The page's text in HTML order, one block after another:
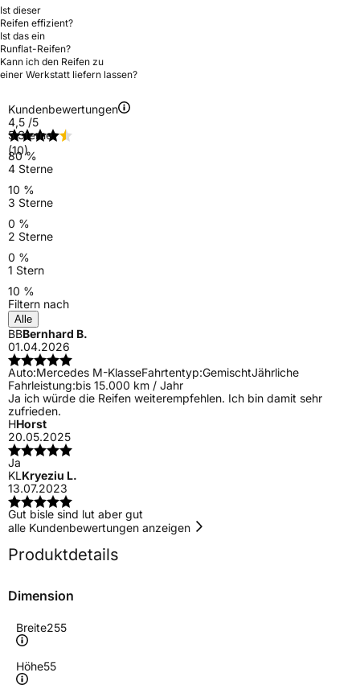
Ist dieser
Reifen effizient?
Ist das ein
Runflat-Reifen?
Kann ich den Reifen zu
einer Werkstatt liefern lassen?
Kundenbewertungen
4,5 /5
(10)
5 Sterne
80 %
4 Sterne
10 %
3 Sterne
0 %
2 Sterne
0 %
1 Stern
10 %
Filtern nach
Alle
BBBernhard B.
01.04.2026
Auto:Mercedes M-KlasseFahrtentyp:GemischtJährliche
Fahrleistung:bis 15.000 km / Jahr
Ja ich würde die Reifen weiterempfehlen. Ich bin damit sehr
zufrieden.
HHorst
20.05.2025
Ja
KLKryeziu L.
13.07.2023
Gut bisle sind lut aber gut
alle Kundenbewertungen anzeigen
Produktdetails
Dimension
Breite255
Höhe55